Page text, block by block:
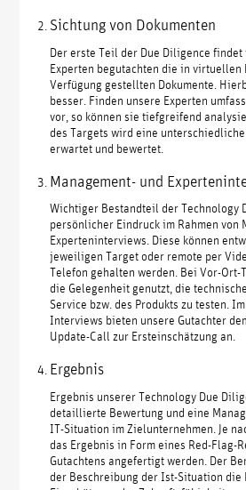
Sichtung von Dokumenten
Der erste Teil der Due Diligence
Experten begutachten die in virtuellen
Verfügung gestellten Dokumente.
besser. Finden unsere Experten
vor, so können sie tiefgreifend
des Targets wird eine
erwartet und bewertet.
Management- und
Wichtiger Bestandteil der Technology
persönlicher Eindruck im Rahmen von
Experteninterviews. Diese können
jeweiligen Target oder remote per
Telefon gehalten werden. Bei Vor-
die Gelegenheit genutzt, die
Service bzw. des Produkts zu testen.
Interviews bieten unsere Gutachter
Update-Call zur Ersteinschätzung an.
Ergebnis
Ergebnis unserer Technology Due
detaillierte Bewertung und eine
IT-Situation im Zielunternehmen. Je
das Ergebnis in Form eines Red-Flag-
Gutachtens angefertigt werden. Der
der Beschreibung der Ist-Situation die